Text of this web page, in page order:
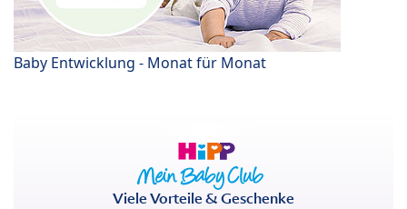
Baby Entwicklung - Monat für Monat
Viele Vorteile & Geschenke